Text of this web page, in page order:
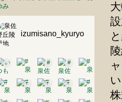
izumisano_kyuryo